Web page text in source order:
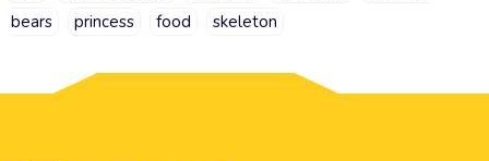
bears
princess food skeleton